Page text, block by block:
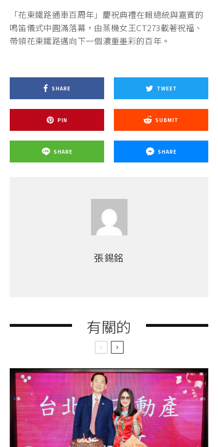
「花東鐵路通車百周年」慶祝典禮在賴總統與嘉賓的
鳴笛儀式中圓滿落幕，由蒸機女王CT273載著祝福、
帶領花東鐵路邁向下一個濃重墨彩的百年。
SHARE TWEET
PIN SUBMIT
SHARE SHARE
張錫銘
有關的